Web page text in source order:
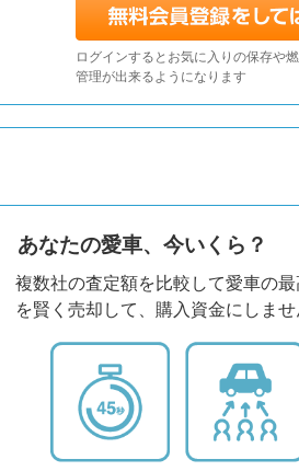
ログインするとお気に入りの保存や
管理が出来るようになります
あなたの愛車、今いくら？
複数社の査定額を比較して愛車の
を賢く売却して、購入資金にしませ